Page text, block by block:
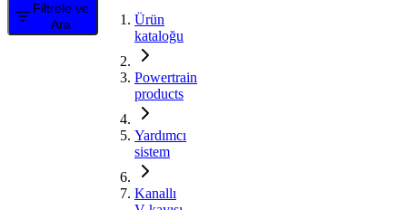
Filtrele ve
Ara
Ürün
kataloğu
Powertrain
products
Yardımcı
sistem
Kanallı